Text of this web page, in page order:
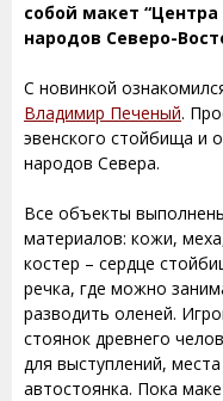
собой макет
народов Северо-
С новинкой
Владимир Печеный.
эвенского стойбища и
народов Севера.
Все объекты
материалов: кожи,
костер – сердце
речка, где можно
разводить оленей.
стоянок древнего
для выступлений,
автостоянка. Пока